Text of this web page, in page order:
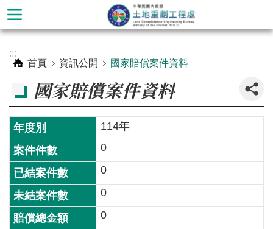
跳到主要內容區塊
階
:::
首頁
資訊公開 國家賠償案件資料
國家賠償案件資料
114年
0
0
0
0